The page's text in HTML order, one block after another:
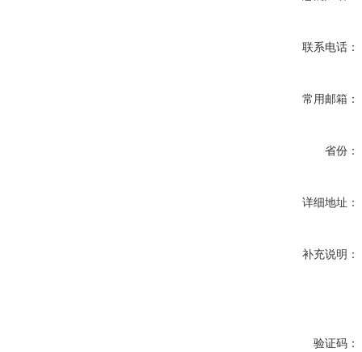
联系电话：
常用邮箱：
省份：
详细地址：
补充说明：
验证码：